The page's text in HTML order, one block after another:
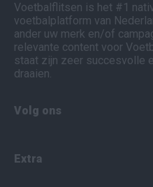
Voetbalflitsen is het #1
voetbalplatform van
ander uw merk en/of
relevante content voor
staat zijn zeer succesvolle
draaien.
Volg ons
Extra